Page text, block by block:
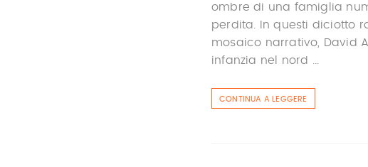
ombre di una famiglia
perdita. In questi diciotto
mosaico narrativo, David
infanzia nel nord ...
CONTINUA A LEGGERE